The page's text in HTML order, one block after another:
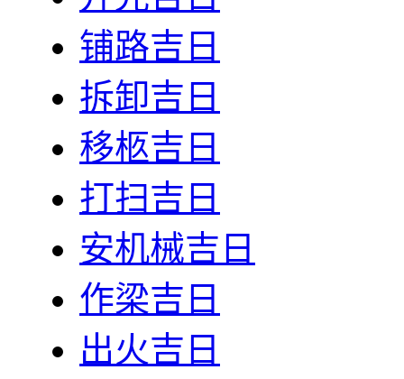
铺路吉日
拆卸吉日
移柩吉日
打扫吉日
安机械吉日
作梁吉日
出火吉日